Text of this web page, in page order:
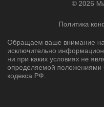
© 2026
Политика
Обращаем ваше внимание на
исключительно
ни при каких условиях не
определяемой положениями
кодекса РФ.